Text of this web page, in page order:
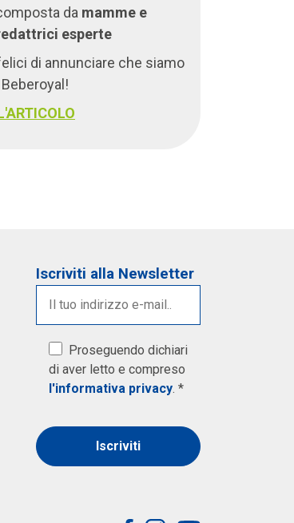
da mamme e
esperte
di annunciare che siamo
Iscriviti alla Newsletter
Proseguendo dichiari
di aver letto e compreso
l'informativa privacy. *